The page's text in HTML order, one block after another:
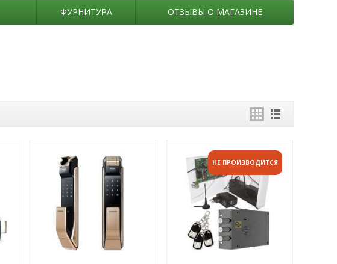
ФУРНИТУРА ОТЗЫВЫ О МАГАЗИНЕ
НЕ ПРОИЗВОДИТСЯ